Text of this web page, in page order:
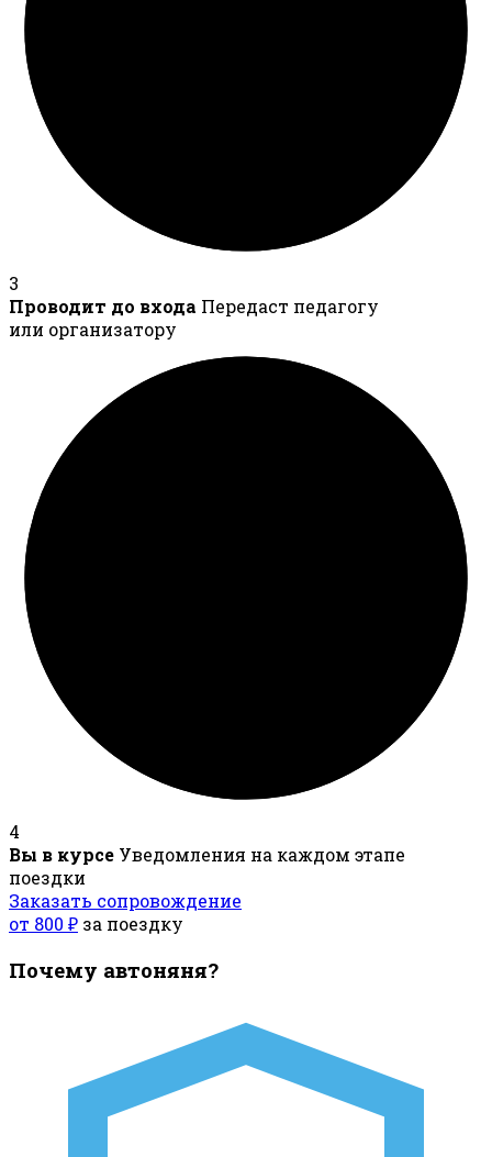
3
Проводит до входа Передаст педагогу
или организатору
4
Вы в курсе Уведомления на каждом этапе
поездки
Заказать сопровождение
от 800 ₽ за поездку
Почему автоняня?